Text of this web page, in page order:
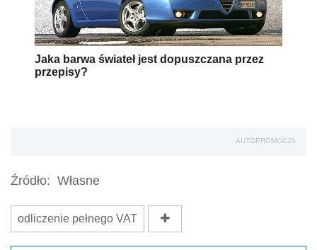
Jaka barwa świateł jest dopuszczana przez
przepisy?
AUTOPROMOCJA
Źródło: Własne
odliczenie pełnego VAT